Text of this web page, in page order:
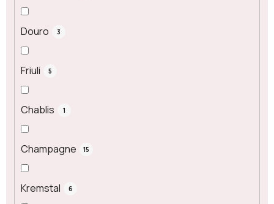
Douro 3
Friuli 5
Chablis 1
Champagne 15
Kremstal 6